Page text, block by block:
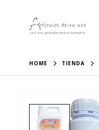
HOME TIENDA